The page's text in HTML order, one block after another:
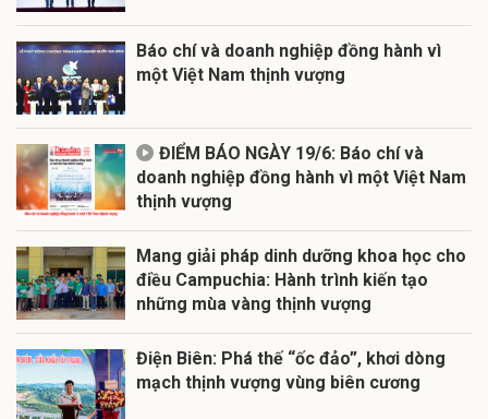
Báo chí và doanh nghiệp đồng hành vì
một Việt Nam thịnh vượng
ĐIỂM BÁO NGÀY 19/6: Báo chí và
doanh nghiệp đồng hành vì một Việt Nam
thịnh vượng
Mang giải pháp dinh dưỡng khoa học cho
điều Campuchia: Hành trình kiến tạo
những mùa vàng thịnh vượng
Điện Biên: Phá thế “ốc đảo”, khơi dòng
mạch thịnh vượng vùng biên cương